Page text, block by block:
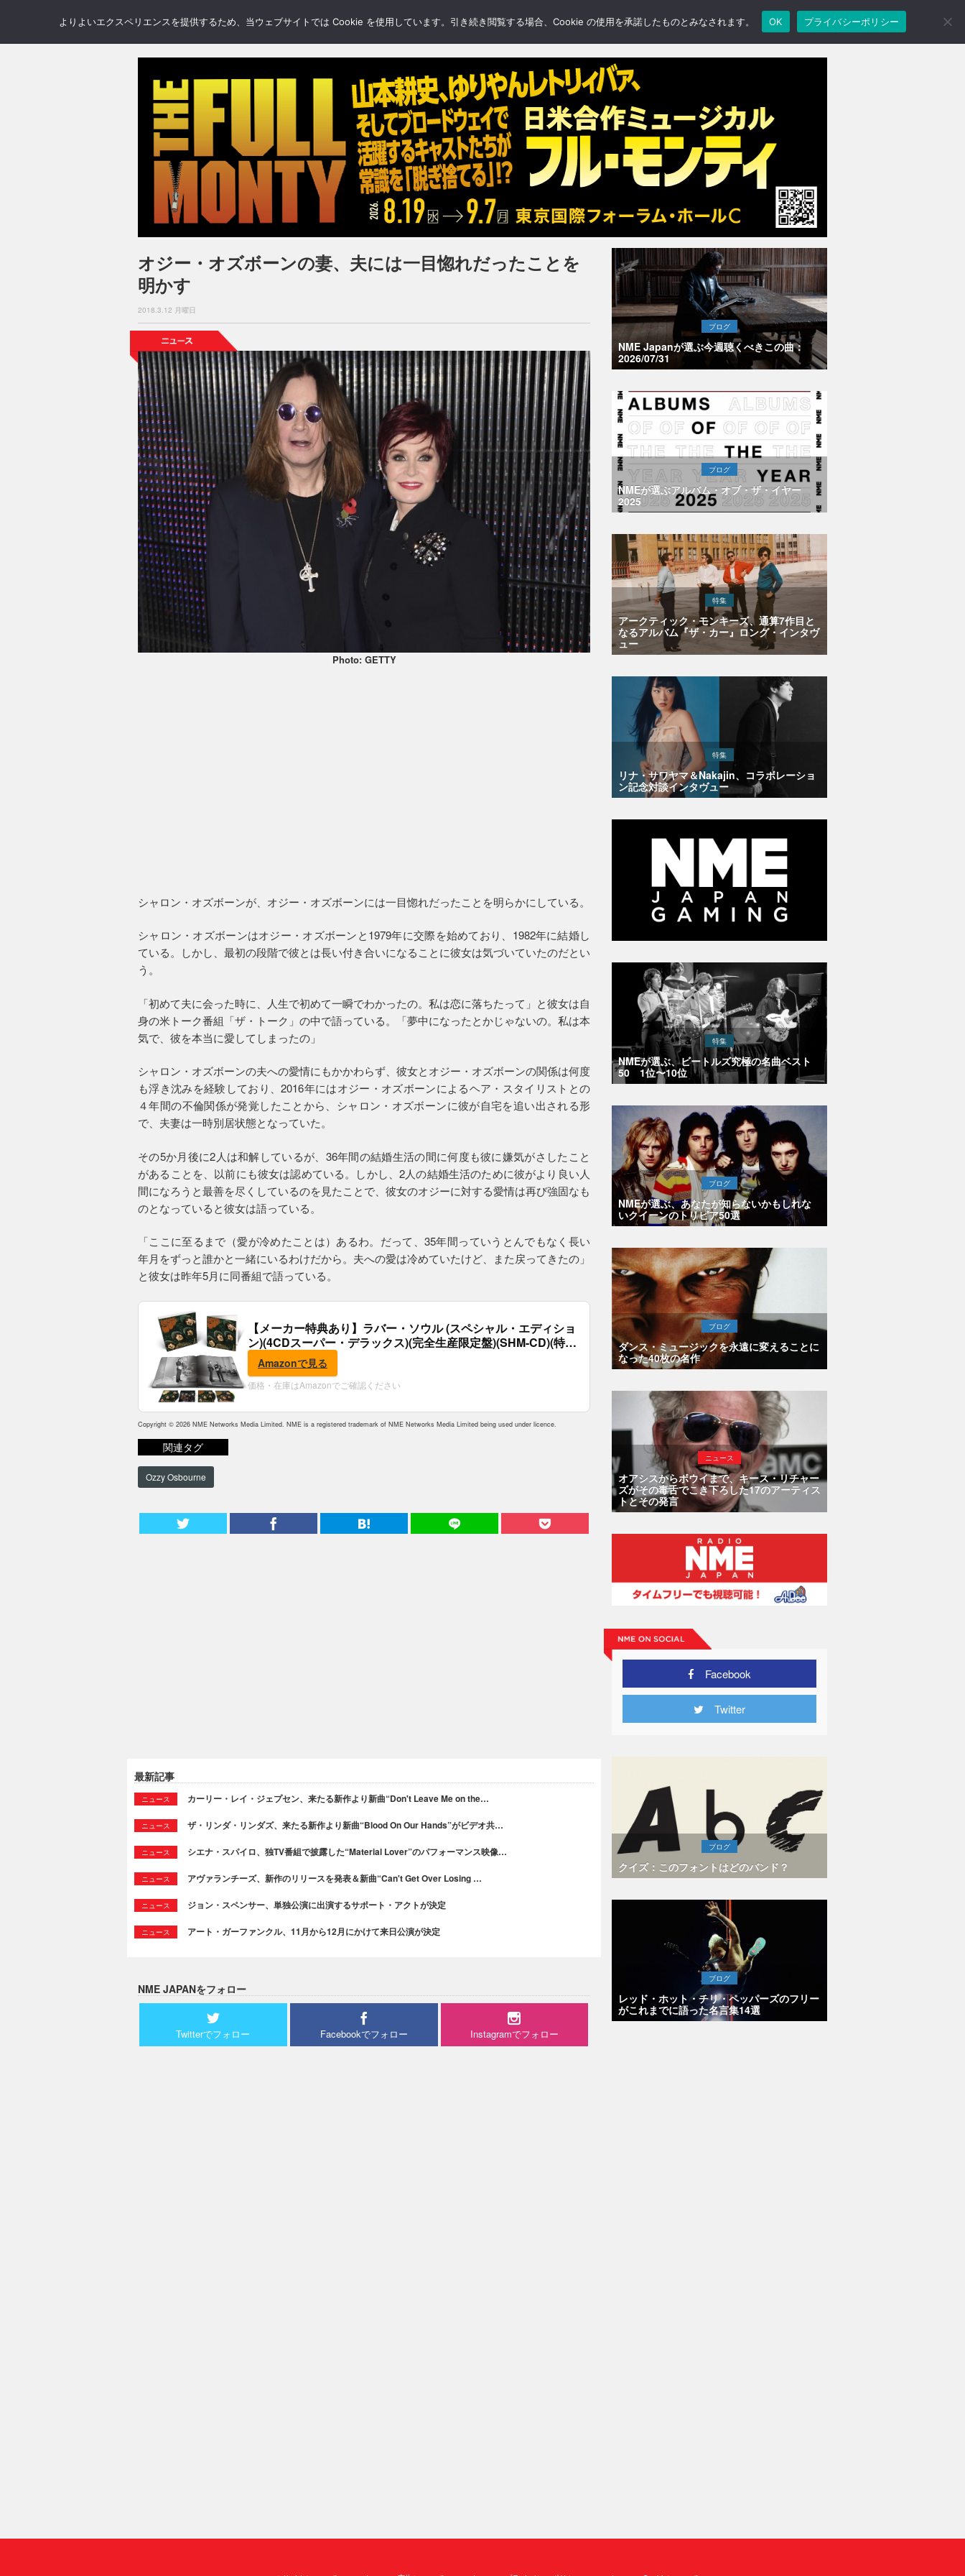
NEWS REVIEWS GALLERY BLOGS FEATURE
オジー・オズボーンの妻、夫には一目惚れだったことを
明かす
2018.3.12 月曜日
Photo: GETTY
シャロン・オズボーンが、オジー・オズボーンには一目惚れだったことを明らかにしている。
シャロン・オズボーンはオジー・オズボーンと1979年に交際を始めており、1982年に結婚し
ている。しかし、最初の段階で彼とは長い付き合いになることに彼女は気づいていたのだとい
う。
「初めて夫に会った時に、人生で初めて一瞬でわかったの。私は恋に落ちたって」と彼女は自
身の米トーク番組「ザ・トーク」の中で語っている。「夢中になったとかじゃないの。私は本
気で、彼を本当に愛してしまったの」
シャロン・オズボーンの夫への愛情にもかかわらず、彼女とオジー・オズボーンの関係は何度
も浮き沈みを経験しており、2016年にはオジー・オズボーンによるヘア・スタイリストとの
４年間の不倫関係が発覚したことから、シャロン・オズボーンに彼が自宅を追い出される形
で、夫妻は一時別居状態となっていた。
その5か月後に2人は和解しているが、36年間の結婚生活の間に何度も彼に嫌気がさしたこと
があることを、以前にも彼女は認めている。しかし、2人の結婚生活のために彼がより良い人
間になろうと最善を尽くしているのを見たことで、彼女のオジーに対する愛情は再び強固なも
のとなっていると彼女は語っている。
「ここに至るまで（愛が冷めたことは）あるわ。だって、35年間っていうとんでもなく長い
年月をずっと誰かと一緒にいるわけだから。夫への愛は冷めていたけど、また戻ってきたの」
と彼女は昨年5月に同番組で語っている。
【メーカー特典あり】ラバー・ソウル (スペシャル・エディショ
ン)(4CDスーパー・デラックス)(完全生産限定盤)(SHM-CD)(特
典:B2ポスター付)
Amazonで見る
価格・在庫はAmazonでご確認ください
Copyright © 2026 NME Networks Media Limited. NME is a registered trademark of NME Networks Media Limited being used under licence.
関連タグ
Ozzy Osbourne
最新記事
ニュース カーリー・レイ・ジェプセン、来たる新作より新曲“Don't Leave Me on the…
ニュース ザ・リンダ・リンダズ、来たる新作より新曲“Blood On Our Hands”がビデオ共…
ニュース シエナ・スパイロ、独TV番組で披露した“Material Lover”のパフォーマンス映像…
ニュース アヴァランチーズ、新作のリリースを発表＆新曲“Can't Get Over Losing …
ニュース ジョン・スペンサー、単独公演に出演するサポート・アクトが決定
ニュース アート・ガーファンクル、11月から12月にかけて来日公演が決定
NME JAPANをフォロー
Twitterでフォロー Facebookでフォロー Instagramでフォロー
ブログ
NME Japanが選ぶ今週聴くべきこの曲：
2026/07/31
ブログ
NMEが選ぶアルバム・オブ・ザ・イヤー
2025
特集
アークティック・モンキーズ、通算7作目と
なるアルバム『ザ・カー』ロング・インタヴ
ュー
特集
リナ・サワヤマ＆Nakajin、コラボレーショ
ン記念対談インタヴュー
特集
NMEが選ぶ、ビートルズ究極の名曲ベスト
50 1位〜10位
ブログ
NMEが選ぶ、あなたが知らないかもしれな
いクイーンのトリビア50選
ブログ
ダンス・ミュージックを永遠に変えることに
なった40枚の名作
ニュース
オアシスからボウイまで、キース・リチャー
ズがその毒舌でこき下ろした17のアーティス
トとその発言
Facebook
Twitter
ブログ
クイズ：このフォントはどのバンド？
ブログ
レッド・ホット・チリ・ペッパーズのフリー
がこれまでに語った名言集14選
よりよいエクスペリエンスを提供するため、当ウェブサイトでは Cookie を使用しています。引き続き閲覧する場合、Cookie の使用を承諾したものとみなされます。 OK プライバシーポリシー